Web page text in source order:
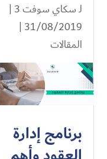
لـسكاي سوفت 3
|
31/08/2019 |
المقالات
برنامج إدارة